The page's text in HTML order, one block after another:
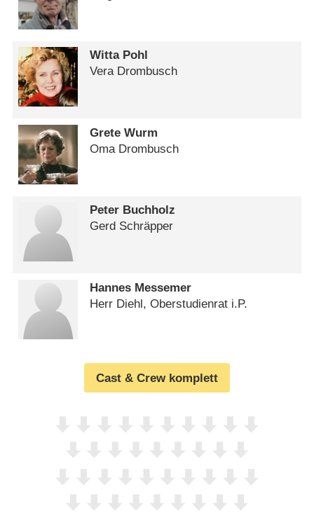
Witta Pohl
Vera Drombusch
Grete Wurm
Oma Drombusch
Peter Buchholz
Gerd Schräpper
Hannes Messemer
Herr Diehl, Oberstudienrat i.P.
Cast & Crew komplett